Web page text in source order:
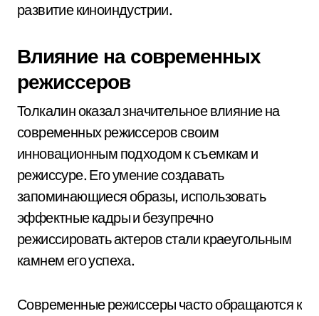
развитие киноиндустрии.
Влияние на современных
режиссеров
Толкалин оказал значительное влияние на
современных режиссеров своим
инновационным подходом к съемкам и
режиссуре. Его умение создавать
запоминающиеся образы, использовать
эффектные кадры и безупречно
режиссировать актеров стали краеугольным
камнем его успеха.
Современные режиссеры часто обращаются к